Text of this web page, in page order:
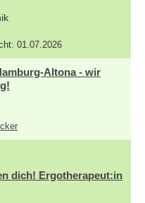
01.07.2026
Altona - wir
dich! Ergotherapeut:in